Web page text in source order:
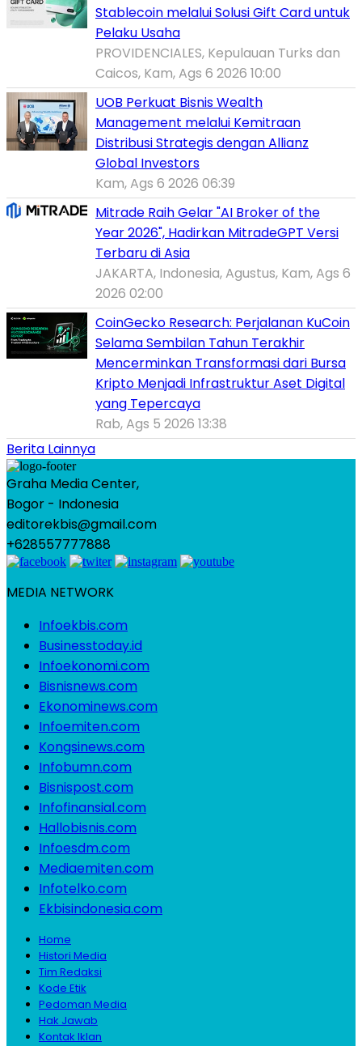
Stablecoin melalui Solusi Gift Card untuk
Pelaku Usaha
PROVIDENCIALES, Kepulauan Turks dan
Caicos, Kam, Ags 6 2026 10:00
UOB Perkuat Bisnis Wealth
Management melalui Kemitraan
Distribusi Strategis dengan Allianz
Global Investors
Kam, Ags 6 2026 06:39
Mitrade Raih Gelar "AI Broker of the
Year 2026", Hadirkan MitradeGPT Versi
Terbaru di Asia
JAKARTA, Indonesia, Agustus, Kam, Ags 6
2026 02:00
CoinGecko Research: Perjalanan KuCoin
Selama Sembilan Tahun Terakhir
Mencerminkan Transformasi dari Bursa
Kripto Menjadi Infrastruktur Aset Digital
yang Tepercaya
Rab, Ags 5 2026 13:38
Berita Lainnya
Graha Media Center,
Bogor - Indonesia
editorekbis@gmail.com
+628557777888
MEDIA NETWORK
Infoekbis.com
Businesstoday.id
Infoekonomi.com
Bisnisnews.com
Ekonominews.com
Infoemiten.com
Kongsinews.com
Infobumn.com
Bisnispost.com
Infofinansial.com
Hallobisnis.com
Infoesdm.com
Mediaemiten.com
Infotelko.com
Ekbisindonesia.com
Home
Histori Media
Tim Redaksi
Kode Etik
Pedoman Media
Hak Jawab
Kontak Iklan